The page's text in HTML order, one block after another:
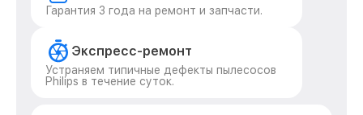
Гарантия 3 года на ремонт и запчасти.
Экспресс-ремонт
Устраняем типичные дефекты пылесосов
Philips в течение суток.